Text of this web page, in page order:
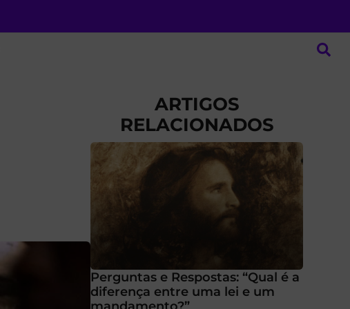
ARTIGOS
RELACIONADOS
Perguntas e Respostas: “Qual é a
diferença entre uma lei e um
mandamento?”